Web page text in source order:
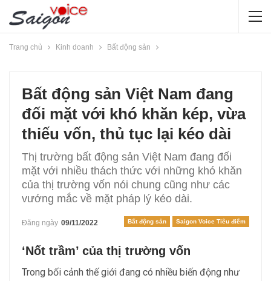
Trang chủ Kinh doanh Bất động sản
Bất động sản Việt Nam đang
đối mặt với khó khăn kép, vừa
thiếu vốn, thủ tục lại kéo dài
Thị trường bất động sản Việt Nam đang đối
mặt với nhiều thách thức với những khó khăn
của thị trường vốn nói chung cũng như các
vướng mắc về mặt pháp lý kéo dài.
Bất động sản Saigon Voice Tiêu điểm
Đăng ngày 09/11/2022
‘Nốt trầm’ của thị trường vốn
Trong bối cảnh thế giới đang có nhiều biến động như